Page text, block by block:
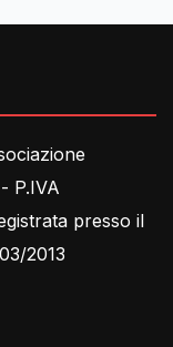
P.IVA
presso il
2013